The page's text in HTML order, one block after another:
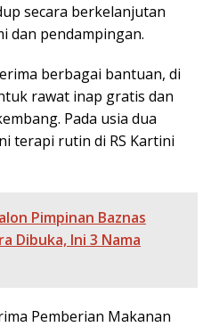
secara berkelanjutan
dan pendampingan.
berbagai bantuan, di
rawat inap gratis dan
Pada usia dua
terapi rutin di RS Kartini
Pimpinan Baznas
Dibuka, Ini 3 Nama
Pemberian Makanan